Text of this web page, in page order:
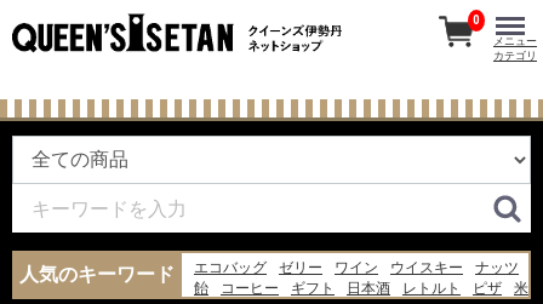
人気のキーワード エコバッグ ゼリー ワイン ウイスキー
ナッツ
飴
コーヒー ギフト 日本酒 レトルト ピザ
米
0
メニュー
カテゴリ